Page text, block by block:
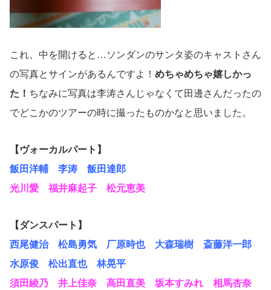
これ、中を開けると…ソンダンのサンタ姿のキャストさん
の写真とサインがあるんですよ！ めちゃめちゃ嬉しかっ
た！ ちなみに写真は李涛さんじゃなくて田邊さんだったの
でどこかのツアーの時に撮ったものかなと思いました。
【ヴォーカルパート】
飯田洋輔 李涛 飯田達郎
光川愛 福井麻起子 松元恵美
【ダンスパート】
西尾健治 松島勇気 厂原時也 大森瑞樹 斎藤洋一郎
水原俊 松出直也 林晃平
須田綾乃 井上佳奈 高田直美 坂本すみれ 相馬杏奈